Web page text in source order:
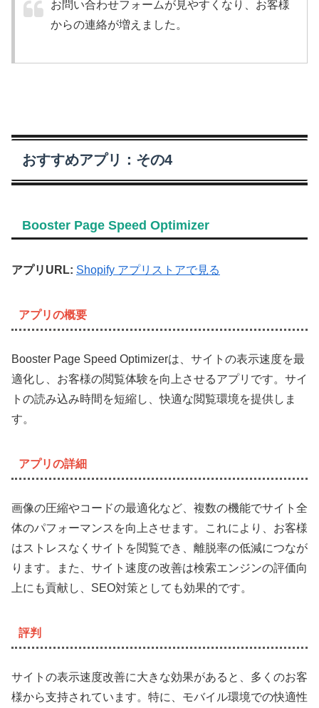
お問い合わせフォームが見やすくなり、お客様
からの連絡が増えました。
おすすめアプリ：その4
Booster Page Speed Optimizer
アプリURL: Shopify アプリストアで見る
アプリの概要
Booster Page Speed Optimizerは、サイトの表示速度を最
適化し、お客様の閲覧体験を向上させるアプリです。サイ
トの読み込み時間を短縮し、快適な閲覧環境を提供しま
す。
アプリの詳細
画像の圧縮やコードの最適化など、複数の機能でサイト全
体のパフォーマンスを向上させます。これにより、お客様
はストレスなくサイトを閲覧でき、離脱率の低減につなが
ります。また、サイト速度の改善は検索エンジンの評価向
上にも貢献し、SEO対策としても効果的です。
評判
サイトの表示速度改善に大きな効果があると、多くのお客
様から支持されています。特に、モバイル環境での快適性